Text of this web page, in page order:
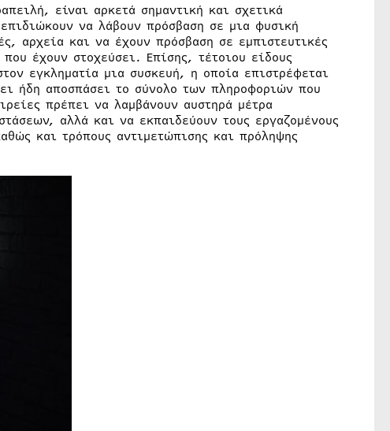
είναι αρκετά σημαντική και σχετικά
να λάβουν πρόσβαση σε μια φυσική
αρχεία και να έχουν πρόσβαση σε εμπιστευτικές
έχουν στοχεύσει. Επίσης, τέτοιου είδους
εγκληματία μια συσκευή, η οποία επιστρέφεται
ήδη αποσπάσει το σύνολο των πληροφοριών που
πρέπει να λαμβάνουν αυστηρά μέτρα
αλλά και να εκπαιδεύουν τους εργαζομένους
και τρόπους αντιμετώπισης και πρόληψης